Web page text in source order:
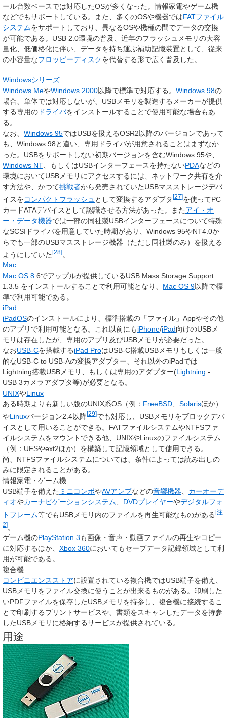
ール台数ベースでは対応したOSが多くなった。情報家電やゲーム機
などでもサポートしている。また、多くのOSや機器ではFATファイル
システムをサポートしており、異なるOSや機種の間でデータの交換
が可能である。USB 2.0環境の普及、近年のフラッシュメモリの大容
量化、低価格化に伴い、データを持ち運ぶ補助記憶装置として、従来
の小容量なフロッピーディスクを代替する形で広く普及した。
Windowsシリーズ
Windows MeやWindows 2000以降で標準で対応する。 Windows 98の
場合、単体では対応しないが、USBメモリを製造するメーカーが提供
する専用の ドライバをインストールすることで使用可能な場合もあ
る。
なお、 Windows 95ではUSBを扱えるOSR2以降のバージョンであって
も、Windows 98と違い、専用ドライバが用意されることはまずなか
った。USBをサポートしない初期バージョンを含むWindows 95や、
Windows NT 、もしくはUSBインターフェースを持たないPDAなどの
環境においてUSBメモリにアクセスするには、ネットワーク共有を介
す方法や、かつて挑戦者から発売されていたUSBマスストレージデバ
イスをコンパクトフラッシュ として変換するアダプタ [27]を使ってPC
カードATAデバイスとして認識させる方法があった。またアイ・オ
ー・データ機器では一部の同社製USBインターフェースについて特殊
なSCSIドライバを用意していた時期があり、Windows 95やNT4.0か
らでも一部のUSBマスストレージ機器（ただし同社製のみ）を扱える
ようにしていた[28]。
Mac
Mac OS 8.6でアップルが提供しているUSB Mass Storage Support
1.3.5 をインストールすることで利用可能となり、 Mac OS 9以降で標
準で利用可能である。
iPad
iPadOSのインストールにより、標準搭載の「ファイル」Appやその他
のアプリで利用可能となる。これ以前にもiPhone/iPad向けのUSBメ
モリは存在したが、専用のアプリ及びUSBメモリが必要だった。
なおUSB-Cを搭載するiPad ProはUSB-C搭載USBメモリもしくは一般
的なUSB-C to USB-Aの変換アダプター、それ以外のiPadでは
Lightning搭載USBメモリ、もしくは専用のアダプター(Lightning -
USB 3カメラアダプタ等)が必要となる。
UNIXやLinux
ある時期よりも新しい版のUNIX系OS（例： FreeBSD、 Solarisほか）
やLinuxバージョン2.4以降[29]でも対応し、USBメモリをブロックデバ
イスとして用いることができる。FATファイルシステムやNTFSファ
イルシステムをマウントできる他、UNIXやLinuxのファイルシステム
（例：UFSやext2ほか）を構築して記憶領域として使用できる。
尚、NTFSファイルシステムについては、条件によっては読み出しの
みに限定されることがある。
情報家電・ゲーム機
USB端子を備えた ミニコンポやAVアンプなどの音響機器
カーオーデ
ィオやカーナビゲーションシステム DVDプレイヤーやデジタルフォ
トフレーム等でもUSBメモリ内のファイルを再生可能なものがある[注
2]。
ゲーム機のPlayStation 3も画像・音声・動画ファイルの再生やコピー
に対応するほか、 Xbox 360においてもセーブデータ記録領域として利
用が可能である。
複合機
コンビニエンスストアに設置されている複合機ではUSB端子を備え、
USBメモリをファイル交換に使うことが出来るものがある。印刷した
いPDFファイルを保存したUSBメモリを持参し、複合機に接続するこ
とで印刷するプリントサービスや、書類をスキャンしたデータを持参
したUSBメモリに格納するサービスが提供されている。
用途